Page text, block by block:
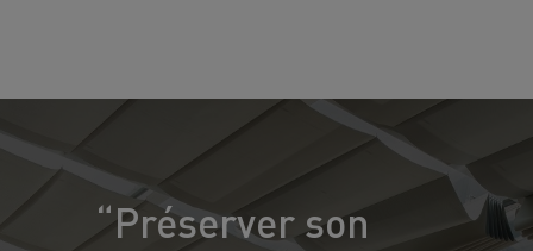
“Préserver son